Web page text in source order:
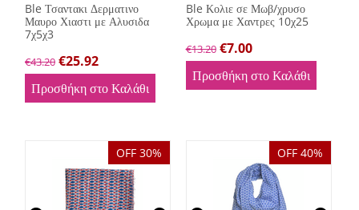
Ble Τσαντακι Δερματινο
Μαυρο Χιαστι με Αλυσιδα
7χ5χ3
€43.20 €25.92
Προσθήκη στο Καλάθι
Ble Κολιε σε Μωβ/χρυσο
Χρωμα με Χαντρες 10χ25
€13.20 €7.00
Προσθήκη στο Καλάθι
OFF 30% OFF 40%